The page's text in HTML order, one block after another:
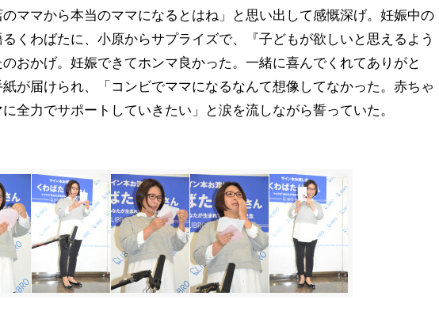
ママから本当のママになるとはね」と思い出して感慨深げ。妊娠中の
くわばたに、小原からサプライズで、『子どもが欲しいと思えるよう
おかげ。妊娠できてホンマ良かった。一緒に喜んでくれてありがと
が届けられ、「コンビでママになるなんて想像してなかった。赤ちゃ
全力でサポートしていきたい」と涙を流しながら誓っていた。